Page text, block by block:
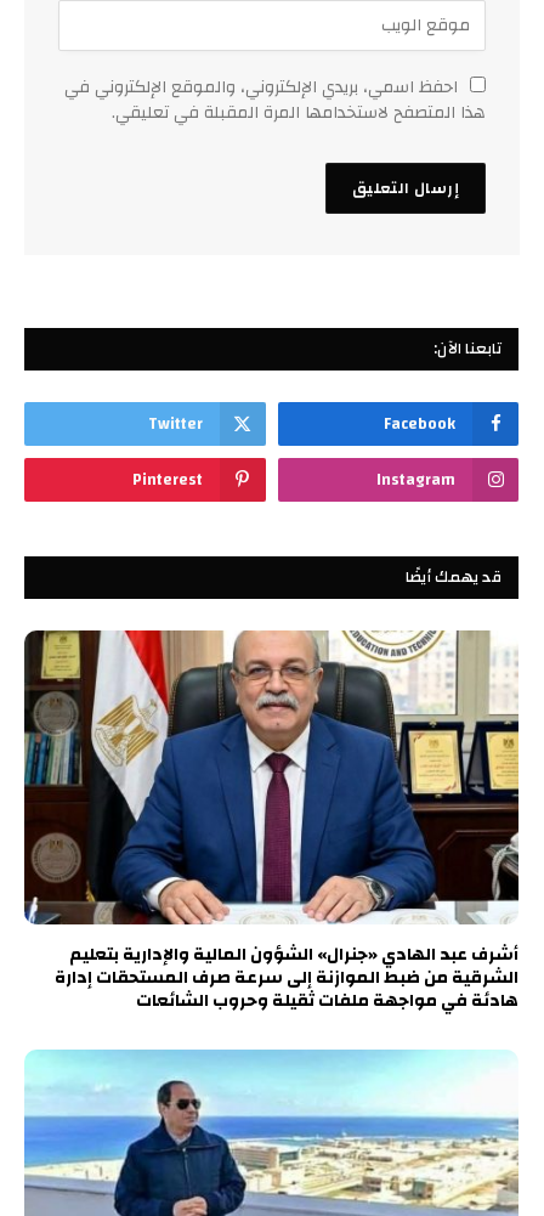
احفظ اسمي، بريدي الإلكتروني، والموقع الإلكتروني في
هذا المتصفح لاستخدامها المرة المقبلة في تعليقي.
تابعنا الآن:
Facebook
Twitter
Instagram
Pinterest
قد يهمك أيضًا
أشرف عبد الهادي «جنرال» الشؤون المالية والإدارية بتعليم
الشرقية من ضبط الموازنة إلى سرعة صرف المستحقات إدارة
هادئة في مواجهة ملفات ثقيلة وحروب الشائعات